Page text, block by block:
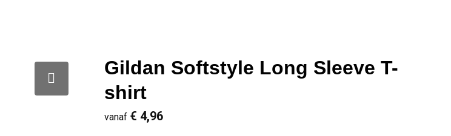
Gildan Softstyle Long Sleeve T-
shirt
vanaf € 4,96